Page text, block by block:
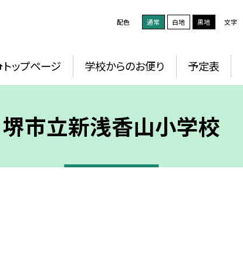
配色 通常 白地 黒地 文字
トップページ 学校からのお便り 予定表
堺市立新浅香山小学校